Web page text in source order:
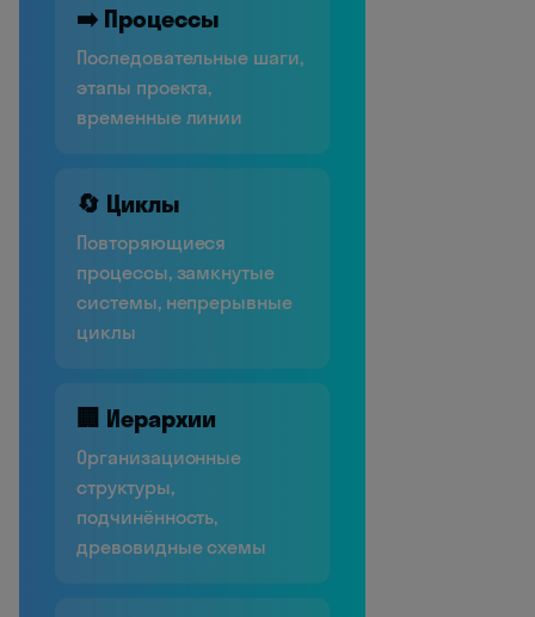
➡️ Процессы
Последовательные шаги,
этапы проекта,
временные линии
🔄 Циклы
Повторяющиеся
процессы, замкнутые
системы, непрерывные
циклы
🏢 Иерархии
Организационные
структуры,
подчинённость,
древовидные схемы